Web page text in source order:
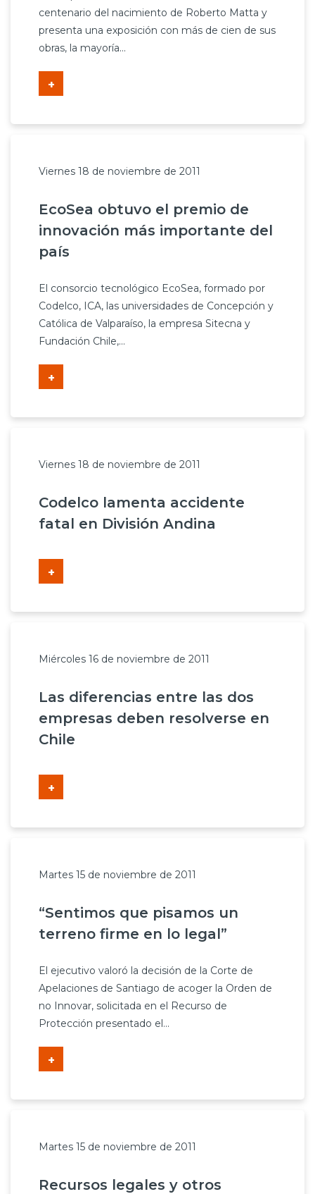
centenario del nacimiento de Roberto Matta y
presenta una exposición con más de cien de sus
obras, la mayoría...
+
Viernes 18 de noviembre de 2011
EcoSea obtuvo el premio de
innovación más importante del
país
El consorcio tecnológico EcoSea, formado por
Codelco, ICA, las universidades de Concepción y
Católica de Valparaíso, la empresa Sitecna y
Fundación Chile,...
+
Viernes 18 de noviembre de 2011
Codelco lamenta accidente
fatal en División Andina
+
Miércoles 16 de noviembre de 2011
Las diferencias entre las dos
empresas deben resolverse en
Chile
+
Martes 15 de noviembre de 2011
“Sentimos que pisamos un
terreno firme en lo legal”
El ejecutivo valoró la decisión de la Corte de
Apelaciones de Santiago de acoger la Orden de
no Innovar, solicitada en el Recurso de
Protección presentado el...
+
Martes 15 de noviembre de 2011
Recursos legales y otros